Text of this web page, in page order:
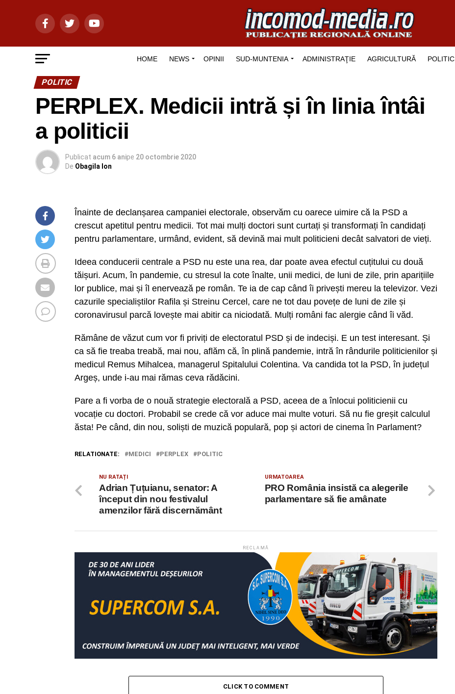
HOME NEWS OPINII SUD-MUNTENIA ADMINISTRAŢIE AGRICULTURĂ POLITIC
POLITIC
PERPLEX. Medicii intră și în linia întâi
a politicii
Publicat acum 6 anipe 20 octombrie 2020
De Obagila Ion
Înainte de declanșarea campaniei electorale, observăm cu oarece uimire că la PSD a
crescut apetitul pentru medicii. Tot mai mulți doctori sunt curtați și transformați în candidați
pentru parlamentare, urmând, evident, să devină mai mult politicieni decât salvatori de vieți.
Ideea conducerii centrale a PSD nu este una rea, dar poate avea efectul cuțitului cu două
tăișuri. Acum, în pandemie, cu stresul la cote înalte, unii medici, de luni de zile, prin aparițiile
lor publice, mai și îl enervează pe român. Te ia de cap când îi privești mereu la televizor. Vezi
cazurile specialiștilor Rafila și Streinu Cercel, care ne tot dau povețe de luni de zile și
coronavirusul parcă lovește mai abitir ca niciodată. Mulți români fac alergie când îi văd.
Rămâne de văzut cum vor fi priviți de electoratul PSD și de indeciși. E un test interesant. Și
ca să fie treaba treabă, mai nou, aflăm că, în plină pandemie, intră în rândurile politicienilor și
medicul Remus Mihalcea, managerul Spitalului Colentina. Va candida tot la PSD, în județul
Argeș, unde i-au mai rămas ceva rădăcini.
Pare a fi vorba de o nouă strategie electorală a PSD, aceea de a înlocui politicienii cu
vocație cu doctori. Probabil se crede că vor aduce mai multe voturi. Să nu fie greșit calculul
ăsta! Pe când, din nou, soliști de muzică populară, pop și actori de cinema în Parlament?
RELATIONATE: MEDICI PERPLEX POLITIC
URMATOAREA
PRO România insistă ca alegerile
parlamentare să fie amânate
NU RATAȚI
Adrian Țuțuianu, senator: A
început din nou festivalul
amenzilor fără discernământ
RECLAMĂ
CLICK TO COMMENT